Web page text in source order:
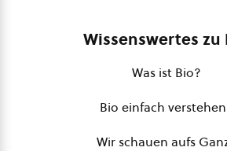
Wissenswertes zu
Was ist Bio?
Bio einfach
Wir schauen aufs